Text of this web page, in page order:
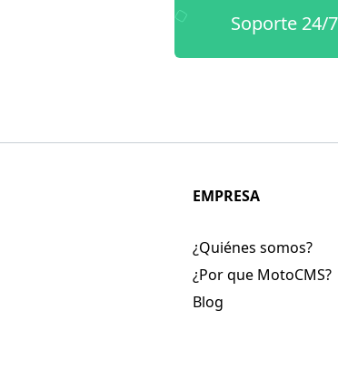
Soporte 24/
EMPRESA
¿Quiénes somos?
¿Por que MotoCMS?
Blog